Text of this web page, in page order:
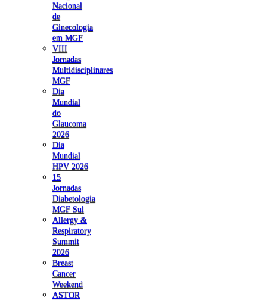
Nacional
de
Ginecologia
em MGF
VIII
Jornadas
Multidisciplinares
MGF
Dia
Mundial
do
Glaucoma
2026
Dia
Mundial
HPV 2026
15
Jornadas
Diabetologia
MGF Sul
Allergy &
Respiratory
Summit
2026
Breast
Cancer
Weekend
ASTOR